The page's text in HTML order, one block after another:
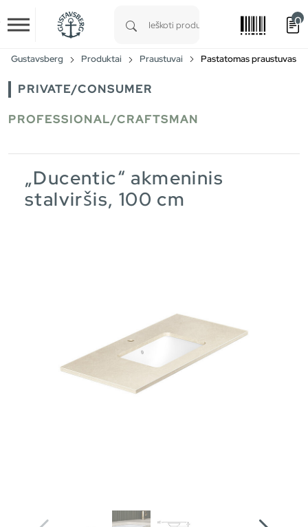
Skip to main content
0
Gustavsberg Produktai Praustuvai Pastatomas praustuvas
PRIVATE/CONSUMER
PROFESSIONAL/CRAFTSMAN
„Ducentic“ akmeninis
stalviršis, 100 cm